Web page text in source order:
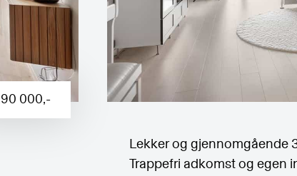
000,-
Lekker og gjennomgående
Trappefri adkomst og